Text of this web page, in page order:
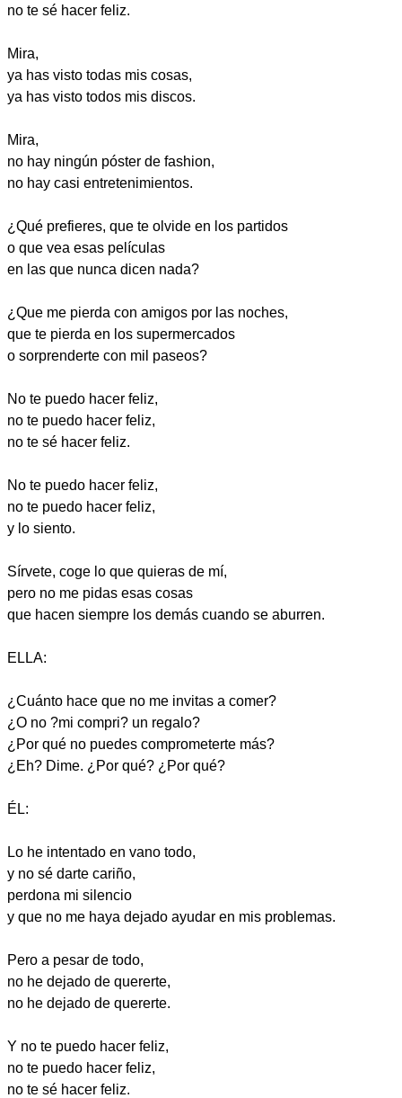
no te sé hacer feliz.
Mira,
ya has visto todas mis cosas,
ya has visto todos mis discos.
Mira,
no hay ningún póster de fashion,
no hay casi entretenimientos.
¿Qué prefieres, que te olvide en los partidos
o que vea esas películas
en las que nunca dicen nada?
¿Que me pierda con amigos por las noches,
que te pierda en los supermercados
o sorprenderte con mil paseos?
No te puedo hacer feliz,
no te puedo hacer feliz,
no te sé hacer feliz.
No te puedo hacer feliz,
no te puedo hacer feliz,
y lo siento.
Sírvete, coge lo que quieras de mí,
pero no me pidas esas cosas
que hacen siempre los demás cuando se aburren.
ELLA:
¿Cuánto hace que no me invitas a comer?
¿O no ?mi compri? un regalo?
¿Por qué no puedes comprometerte más?
¿Eh? Dime. ¿Por qué? ¿Por qué?
ÉL:
Lo he intentado en vano todo,
y no sé darte cariño,
perdona mi silencio
y que no me haya dejado ayudar en mis problemas.
Pero a pesar de todo,
no he dejado de quererte,
no he dejado de quererte.
Y no te puedo hacer feliz,
no te puedo hacer feliz,
no te sé hacer feliz.